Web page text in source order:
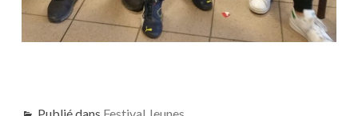
Publié dans Festival Jeunes